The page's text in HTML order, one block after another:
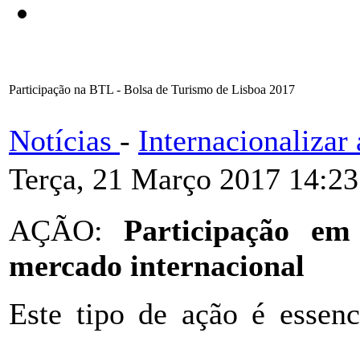
Participação na BTL - Bolsa de Turismo de Lisboa 2017
Notícias - Internacionalizar
Terça, 21 Março 2017 14:23
AÇÃO: Participação
mercado internacional
Este tipo de ação é